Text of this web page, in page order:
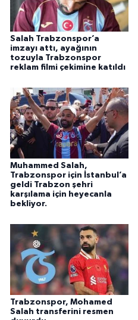
Salah Trabzonspor’a
imzayı attı, ayağının
tozuyla Trabzonspor
reklam filmi çekimine katıldı
Muhammed Salah,
Trabzonspor için İstanbul’a
geldi Trabzon şehri
karşılama için heyecanla
bekliyor.
Trabzonspor, Mohamed
Salah transferini resmen